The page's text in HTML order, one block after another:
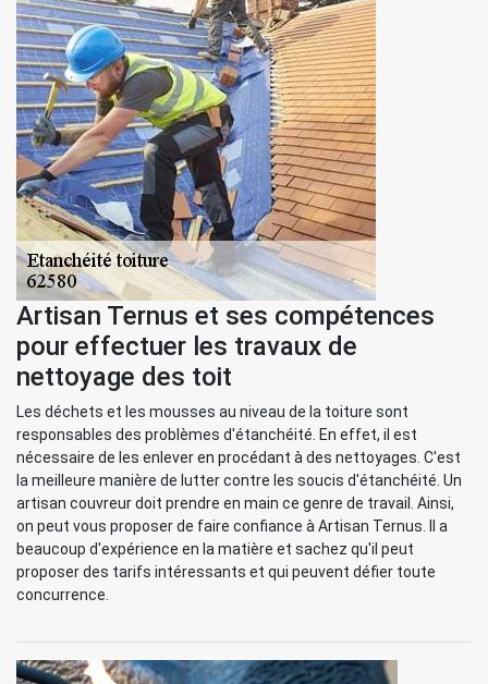
Artisan Ternus et ses compétences
pour effectuer les travaux de
nettoyage des toit
Les déchets et les mousses au niveau de la toiture sont
responsables des problèmes d'étanchéité. En effet, il est
nécessaire de les enlever en procédant à des nettoyages. C'est
la meilleure manière de lutter contre les soucis d'étanchéité. Un
artisan couvreur doit prendre en main ce genre de travail. Ainsi,
on peut vous proposer de faire confiance à Artisan Ternus. Il a
beaucoup d'expérience en la matière et sachez qu'il peut
proposer des tarifs intéressants et qui peuvent défier toute
concurrence.